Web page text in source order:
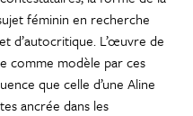
féminin en recherche
d’autocritique. L’œuvre de
comme modèle par ces
que celle d’une Aline
ancrée dans les